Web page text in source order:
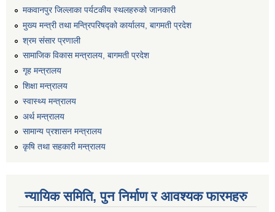
मकवानपुर जिल्लाका पर्यटकीय स्थलहरुको जानकारी
मुख्य मन्त्री तथा मन्त्रिपरिषद्को कार्यालय, बागमती प्रदेश
श्रम संसार प्रणाली
सामाजिक विकास मन्त्रालय, बागमती प्रदेश
गृह मन्त्रालय
शिक्षा मन्त्रालय
स्वास्थ्य मन्त्रालय
अर्थ मन्त्रालय
सामान्य प्रशासन मन्त्रालय
कृषि तथा सहकारी मन्त्रालय
न्यायिक समिति, पुन निर्माण र आवश्यक फारमहरु